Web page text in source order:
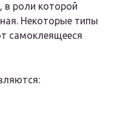
в роли которой
Некоторые типы
самоклеящееся